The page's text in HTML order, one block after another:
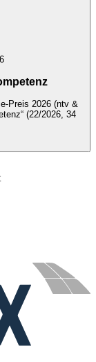
Preis 2026 (ntv &
(22/2026, 34